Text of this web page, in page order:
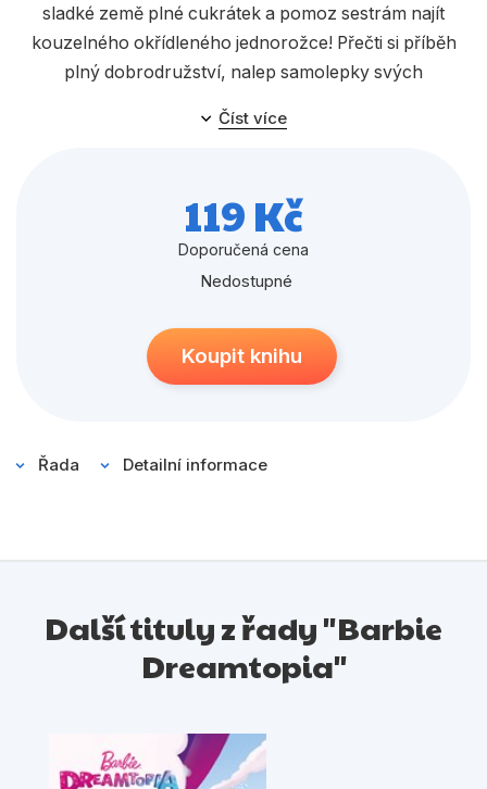
Populárně - naučná pro dospělé
Populárně - naučné pro děti
Společnost, politika
Umění a kultura
Výchova a pedagogika
Zdraví a životní styl
Všechny kategorie
sladké země plné cukrátek a pomoz sestrám najít
kouzelného okřídleného jednorožce! Přečti si příběh
plný dobrodružství, nalep samolepky svých
příběhu a nech se vést svou představivostí!
Číst více
119 Kč
Doporučená cena
Nedostupné
Koupit knihu
Řada Detailní informace
Další tituly z řady "Barbie
Dreamtopia"